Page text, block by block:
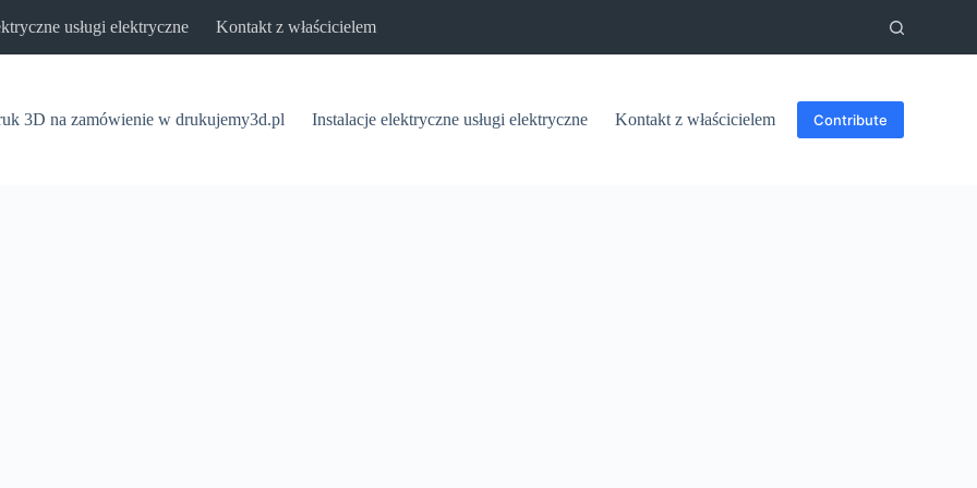
usługi elektryczne Kontakt z właścicielem
3D na zamówienie w drukujemy3d.pl Instalacje elektryczne usługi elektryczne Kontakt z właścicielem Contribute